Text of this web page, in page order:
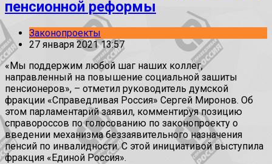
пенсионной реформы
Законопроекты
27 января 2021 13:57
«Мы поддержим любой шаг наших коллег,
направленный на повышение социальной зашиты
пенсионеров», – отметил руководитель думской
фракции «Справедливая Россия» Сергей Миронов. Об
этом парламентарий заявил, комментируя позицию
справороссов по голосованию по законопроекту о
введении механизма беззаявительного назначения
пенсий по инвалидности. С этой инициативой выступила
фракция «Единой Россия».